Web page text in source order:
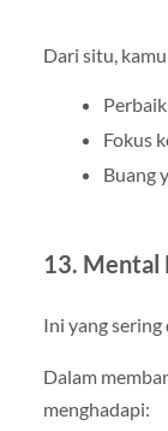
Dari situ,
Fokus
Buang
13. Mental
Ini yang
Dalam
menghadapi: